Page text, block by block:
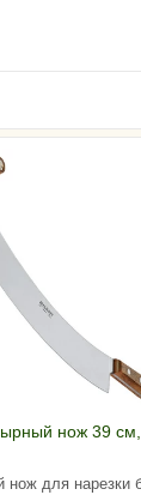
нож 39
для нарезки